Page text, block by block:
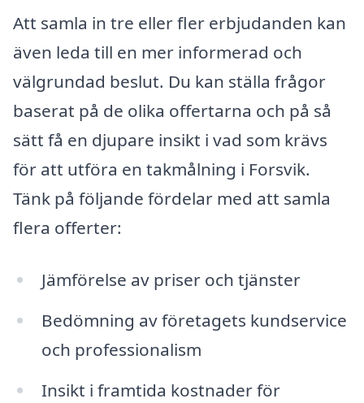
Att samla in tre eller fler erbjudanden kan
även leda till en mer informerad och
välgrundad beslut. Du kan ställa frågor
baserat på de olika offertarna och på så
sätt få en djupare insikt i vad som krävs
för att utföra en takmålning i Forsvik.
Tänk på följande fördelar med att samla
flera offerter:
Jämförelse av priser och tjänster
Bedömning av företagets kundservice
och professionalism
Insikt i framtida kostnader för